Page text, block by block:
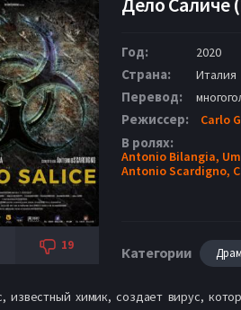
19
Год: 2020
Страна: Италия
Перевод:
Режиссер: Carlo
В ролях:
Antonio Bilangia,
Antonio Scardigno,
Категории
известный химик, создает вирус,